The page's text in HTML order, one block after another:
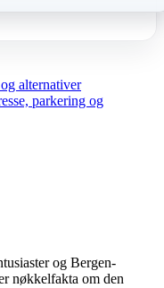
alternativer
parkering og
og Bergen-
nøkkelfakta om den